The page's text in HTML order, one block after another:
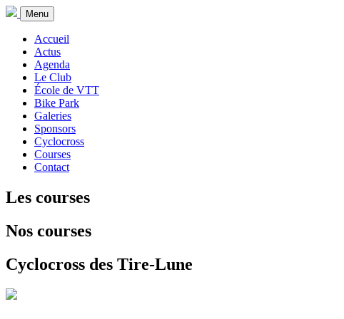
Menu
Accueil
Actus
Agenda
Le Club
École de VTT
Bike Park
Galeries
Sponsors
Cyclocross
Courses
Contact
Les courses
Nos courses
Cyclocross des Tire-Lune